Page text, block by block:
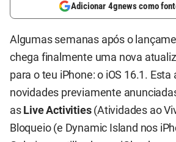
Adicionar 4gnews como
Algumas semanas após o
chega finalmente uma nova
para o teu iPhone: o iOS 16.1.
novidades previamente
as Live Activities(Atividades ao
Bloqueio (e Dynamic Island nos